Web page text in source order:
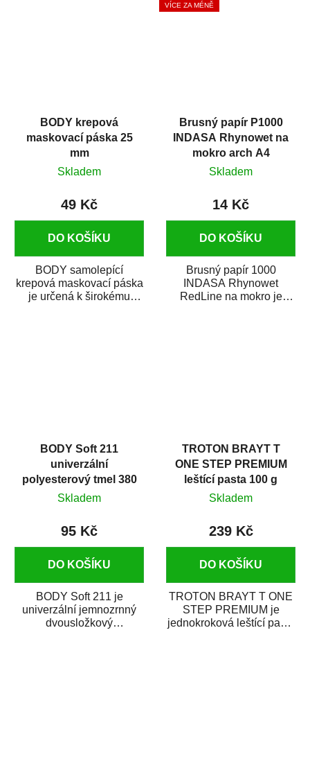
BODY krepová
maskovací páska 25
mm
Skladem
49 Kč
DO KOŠÍKU
BODY samolepící
krepová maskovací páska
je určená k širokému
VÍCE ZA MÉNĚ
Brusný papír P1000
INDASA Rhynowet na
mokro arch A4
Skladem
14 Kč
DO KOŠÍKU
Brusný papír 1000
INDASA Rhynowet
RedLine na mokro je
BODY Soft 211
univerzální
polyesterový tmel 380
g
Skladem
95 Kč
DO KOŠÍKU
BODY Soft 211 je
univerzální jemnozrnný
dvousložkový
TROTON BRAYT T
ONE STEP PREMIUM
leštící pasta 100 g
Skladem
239 Kč
DO KOŠÍKU
TROTON BRAYT T ONE
STEP PREMIUM je
jednokroková leštící pasta